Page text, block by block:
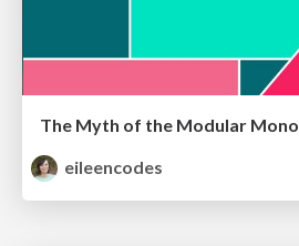
eileencodes